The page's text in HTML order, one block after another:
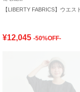
¥12,045 -50%OFF-